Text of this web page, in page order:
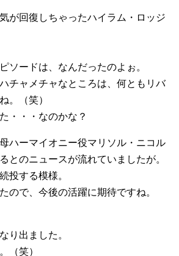
が回復しちゃったハイラム・ロッジ
ソードは、なんだったのよぉ。
チャメチャなところは、何ともリバ
。（笑）
・・・なのかな？
ハーマイオニー役マリソル・ニコル
とのニュースが流れていましたが。
投する模様。
ので、今後の活躍に期待ですね。
り出ました。
（笑）